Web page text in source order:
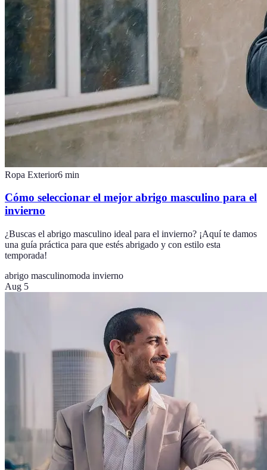
Ropa Exterior6 min
Cómo seleccionar el mejor abrigo masculino para el
invierno
¿Buscas el abrigo masculino ideal para el invierno? ¡Aquí te damos
una guía práctica para que estés abrigado y con estilo esta
temporada!
abrigo masculinomoda invierno
Aug 5